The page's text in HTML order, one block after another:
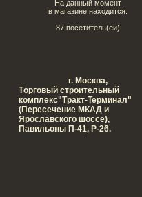
На данный момент
в магазине находится:
87 посетитель(ей)
г. Москва,
Tорговый строительный
комплекс"Тракт-Терминал"
(Пересечение МКАД и
Ярославского шоссе),
Павильоны П-41, Р-26.